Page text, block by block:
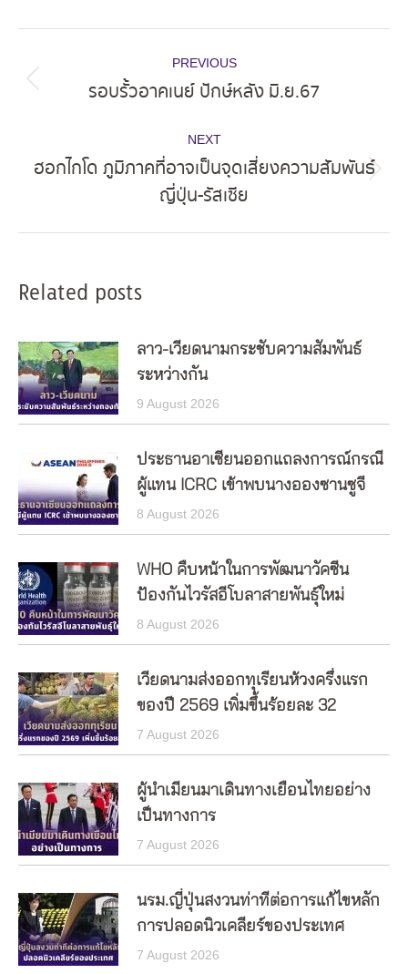
navigation
PREVIOUS
Previous
รอบรั้วอาคเนย์ ปักษ์หลัง มิ.ย.67
NEXT
Next
post:
ฮอกไกโด ภูมิภาคที่อาจเป็นจุดเสี่ยงความสัมพันธ์
ญี่ปุ่น-รัสเซีย
Related posts
ลาว-เวียดนามกระชับความสัมพันธ์
ระหว่างกัน
9 August 2026
ประธานอาเซียนออกแถลงการณ์กรณี
ผู้แทน ICRC เข้าพบนางอองซานซูจี
8 August 2026
WHO คืบหน้าในการพัฒนาวัคซีน
ป้องกันไวรัสอีโบลาสายพันธุ์ใหม่
8 August 2026
เวียดนามส่งออกทุเรียนห้วงครึ่งแรก
ของปี 2569 เพิ่มขึ้นร้อยละ 32
7 August 2026
ผู้นำเมียนมาเดินทางเยือนไทยอย่าง
เป็นทางการ
7 August 2026
นรม.ญี่ปุ่นสงวนท่าทีต่อการแก้ไขหลัก
การปลอดนิวเคลียร์ของประเทศ
7 August 2026